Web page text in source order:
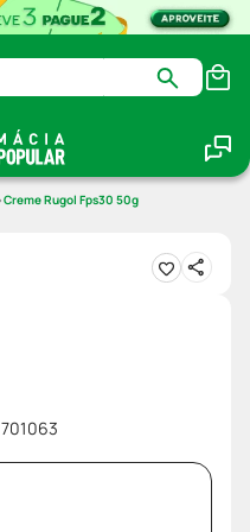
Creme Rugol Fps30 50g
701063